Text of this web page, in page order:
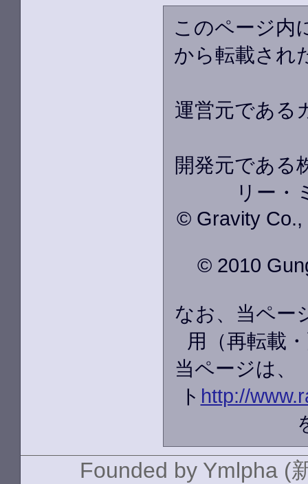
このページ内
から転載され
運営元である
開発元である
リー・
© Gravity Co.,
© 2010
なお、当ペー
用（再転載
当ページは、
ト http://
Founded by Ymlpha (